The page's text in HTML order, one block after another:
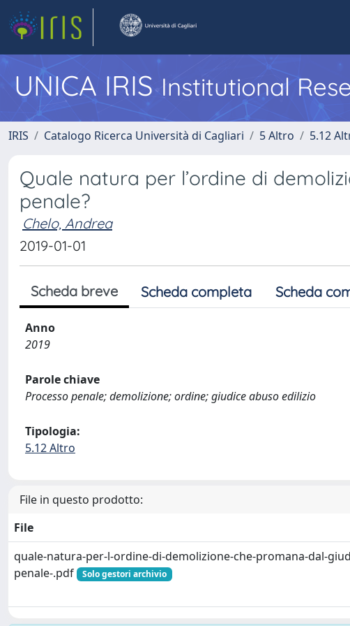
UNICA IRISInstitutional
IRIS Catalogo Ricerca Università di Cagliari 5 Altro 5.12
Quale natura per l’ordine di
penale?
Chelo, Andrea
2019-01-01
Scheda breve Scheda completa Scheda
Anno
2019
Parole chiave
Processo penale; demolizione; ordine; giudice abuso edilizio
Tipologia:
5.12 Altro
File in questo prodotto:
File
quale-natura-per-l-ordine-di-demolizione-che-promana-dal-
penale-.pdf
Solo gestori archivio